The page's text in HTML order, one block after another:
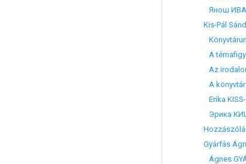
Янош
Kis-Pál
A
Az
A könyvtár
Erika KISS-
Эрика КИШ-
Gyárfás
Ágnes